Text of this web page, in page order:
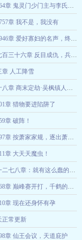
08-06
第164章 鬼灵门少门主与李氏兄弟（7/
章 我不是，我没有
08-06
第1946章 爱好寡妇的名声，终于传出去
08-06
第七百三十六章 反目成仇，兵政，萐莆（7
章 人工降雪
08-06
第十八章 商末定劫·吴枫镇人皇续人道仙途
章 猎物要进陷阱了
糖衣衣
章 破阵！
08-06
第897章 按萧家家规，逐出萧家！
章 大天天魔虫！
08-06
第一二七八章：就有这么蠢的人，找死啊！
08-06
第168章 巅峰赛开打，千鹤的高光时刻！
章 现在还身怀有孕
正常更新
08-06
章 仙王会议，天道庇护